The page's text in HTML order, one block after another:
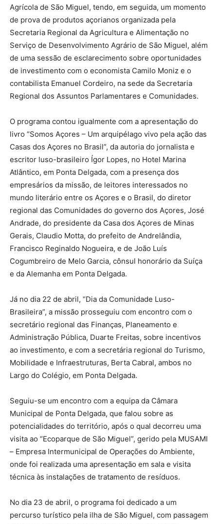
Agrícola de São Miguel, tendo, em seguida, um momento
de prova de produtos açorianos organizada pela
Secretaria Regional da Agricultura e Alimentação no
Serviço de Desenvolvimento Agrário de São Miguel, além
de uma sessão de esclarecimento sobre oportunidades
de investimento com o economista Camilo Moniz e o
contabilista Emanuel Cordeiro, na sede da Secretaria
Regional dos Assuntos Parlamentares e Comunidades.
O programa contou igualmente com a apresentação do
livro “Somos Açores – Um arquipélago vivo pela ação das
Casas dos Açores no Brasil”, da autoria do jornalista e
escritor luso-brasileiro Ígor Lopes, no Hotel Marina
Atlântico, em Ponta Delgada, com a presença dos
empresários da missão, de leitores interessados no
mundo literário entre os Açores e o Brasil, do diretor
regional das Comunidades do governo dos Açores, José
Andrade, do presidente da Casa dos Açores de Minas
Gerais, Claudio Motta, do prefeito de Andrelândia,
Francisco Reginaldo Nogueira, e de João Luís
Cogumbreiro de Melo Garcia, cônsul honorário da Suíça
e da Alemanha em Ponta Delgada.
Já no dia 22 de abril, “Dia da Comunidade Luso-
Brasileira”, a missão prosseguiu com encontro com o
secretário regional das Finanças, Planeamento e
Administração Pública, Duarte Freitas, sobre incentivos
ao investimento, e com a secretária regional do Turismo,
Mobilidade e Infraestruturas, Berta Cabral, ambos no
Largo do Colégio, em Ponta Delgada.
Seguiu-se um encontro com a equipa da Câmara
Municipal de Ponta Delgada, que falou sobre as
potencialidades do território, após o qual decorreu uma
visita ao “Ecoparque de São Miguel”, gerido pela MUSAMI
– Empresa Intermunicipal de Operações do Ambiente,
onde foi realizada uma apresentação em sala e visita
técnica às instalações de tratamento de resíduos.
No dia 23 de abril, o programa foi dedicado a um
percurso turístico pela ilha de São Miguel, com passagem